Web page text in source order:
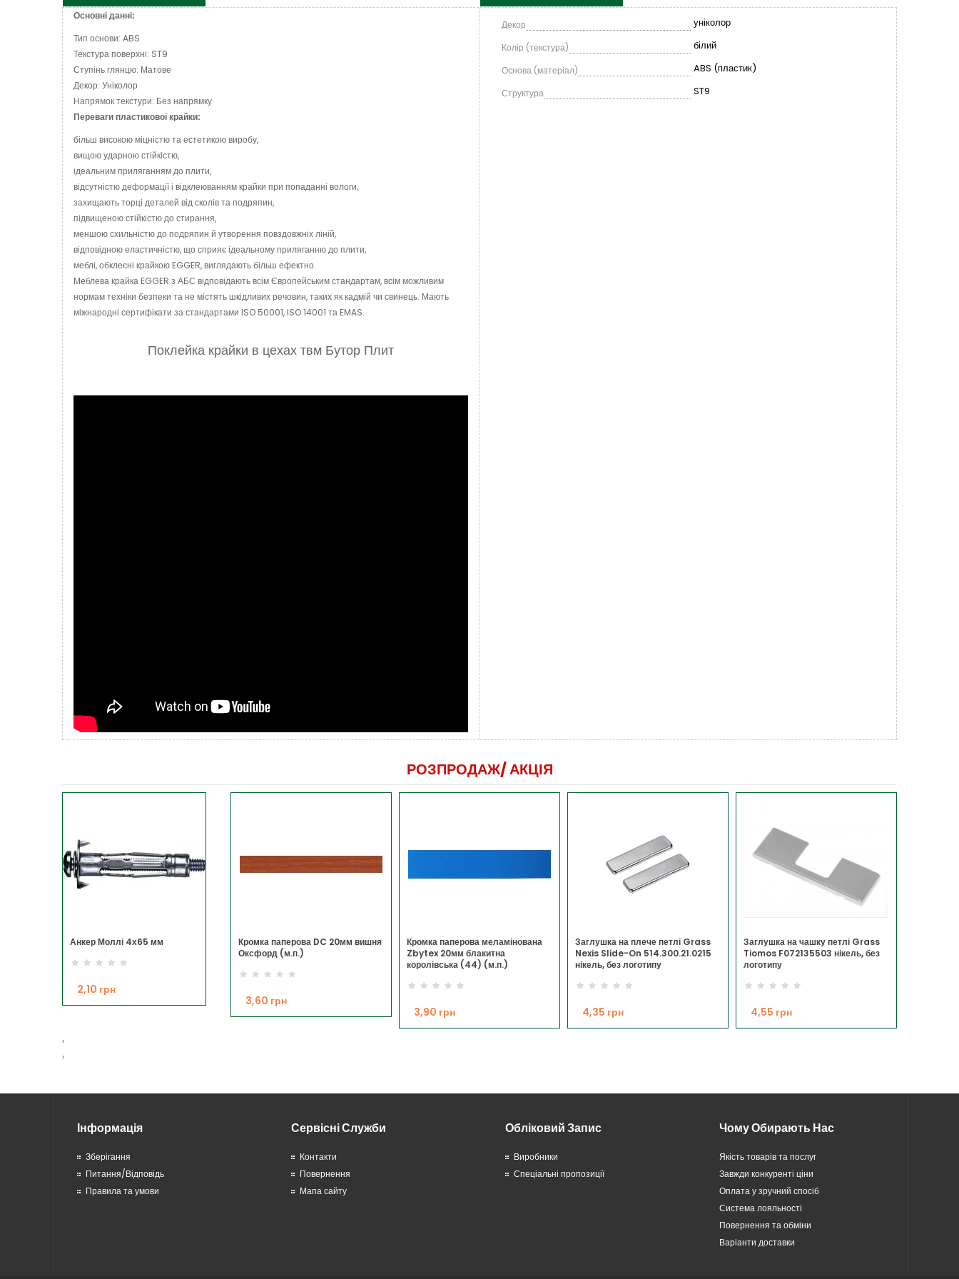
Основні данні:
Тип основи: ABS
Текстура поверхні: ST9
Ступінь глянцю: Матове
Декор: Уніколор
Напрямок текстури: Без напрямку
Переваги пластикової крайки:
більш високою міцністю та естетикою виробу,
вищою ударною стійкістю,
ідеальним приляганням до плити,
відсутністю деформації і відклеюванням крайки при попаданні вологи,
захищають торці деталей від сколів та подряпин,
підвищеною стійкістю до стирання,
меншою схильністю до подряпин й утворення повздовжніх ліній,
відповідною еластичністю, що сприяє ідеальному приляганню до плити,
меблі, обклеєні крайкою EGGER, виглядають більш ефектно.
Меблева крайка EGGER з АБС відповідають всім Європейським стандартам, всім можливим
нормам техніки безпеки та не містять шкідливих речовин, таких як кадмій чи свинець. Мають
міжнародні сертифікати за стандартами ISO 50001, ISO 14001 та EMAS.
Поклейка крайки в цехах твм Бутор Плит
Декор уніколор
Колір (текстура) білий
Основа (матеріал) ABS (пластик)
Структура ST9
РОЗПРОДАЖ/АКЦІЯ
Анкер Моллі 4х65 мм
2,10 грн
Кромка паперова DC 20мм вишня
Оксфорд (м.п.)
3,60 грн
Кромка паперова меламінована
Zbytex 20мм блакитна
королівська (44) (м.п.)
3,90 грн
Заглушка на плече петлі Grass
Nexis Slide-On 514.300.21.0215
нікель, без логотипу
4,35 грн
Заглушка на чашку петлі Grass
Tiomos F072135503 нікель, без
логотипу
4,55 грн
‹
›
Інформація
Зберігання
Питання/Відповідь
Правила та умови
Сервісні Служби
Контакти
Повернення
Мапа сайту
Обліковий Запис
Виробники
Спеціальні пропозиції
Чому Обирають Нас
Якість товарів та послуг
Завжди конкуренті ціни
Оплата у зручний спосіб
Система лояльності
Повернення та обміни
Варіанти доставки